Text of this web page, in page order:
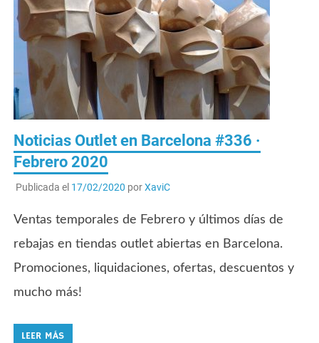
Noticias Outlet en Barcelona #336 ·
Febrero 2020
Publicada el 17/02/2020 porXaviC
Ventas temporales de Febrero y últimos días de
rebajas en tiendas outlet abiertas en Barcelona.
Promociones, liquidaciones, ofertas, descuentos y
mucho más!
LEER MÁS